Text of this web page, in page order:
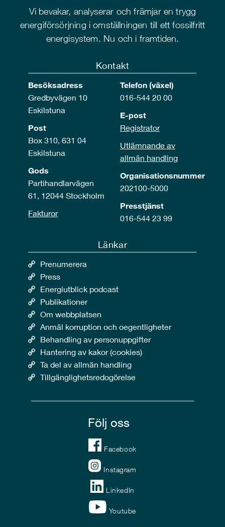
Vi bevakar, analyserar och främjar en trygg
energiförsörjning i omställningen till ett fossilfritt
energisystem. Nu och i framtiden.
Kontakt
Besöksadress
Gredbyvägen 10
Eskilstuna
Post
Box 310, 631 04
Eskilstuna
Gods
Partihandlarvägen
61, 12044 Stockholm
Fakturor
Telefon (växel)
016-544 20 00
E-post
Registrator
Utlämnande av
allmän handling
Organisationsnummer
202100-5000
Presstjänst
016-544 23 99
Länkar
Prenumerera
Press
Energiutblick podcast
Publikationer
Om webbplatsen
Anmäl korruption och oegentligheter
Behandling av personuppgifter
Hantering av kakor (cookies)
Ta del av allmän handling
Tillgänglighetsredogörelse
Följ oss
Facebook
Instagram
LinkedIn
Youtube